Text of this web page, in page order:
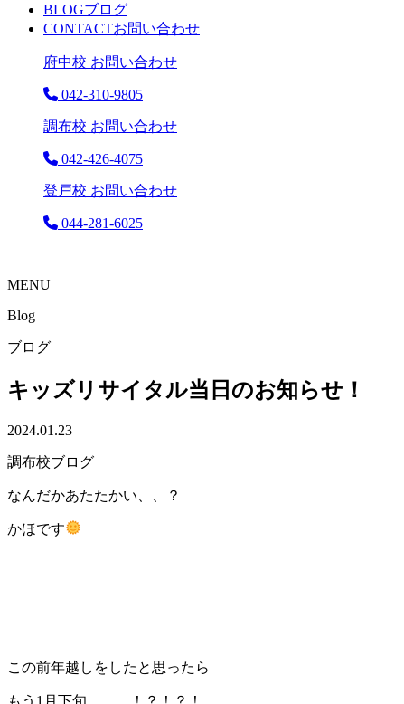
BLOGブログ
CONTACTお問い合わせ
府中校 お問い合わせ
042-310-9805
調布校 お問い合わせ
042-426-4075
登戸校 お問い合わせ
044-281-6025
MENU
Blog
ブログ
キッズリサイタル当日のお知らせ！
2024.01.23
調布校ブログ
なんだかあたたかい、、？
かほです
この前年越しをしたと思ったら
もう1月下旬、、、！？！？！